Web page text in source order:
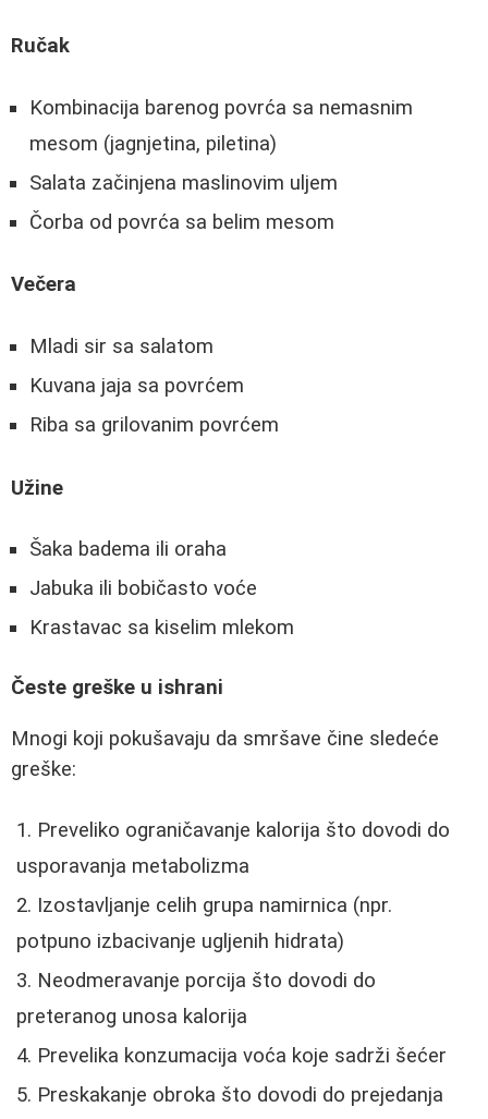
Ručak
Kombinacija barenog povrća sa nemasnim
mesom (jagnjetina, piletina)
Salata začinjena maslinovim uljem
Čorba od povrća sa belim mesom
Večera
Mladi sir sa salatom
Kuvana jaja sa povrćem
Riba sa grilovanim povrćem
Užine
Šaka badema ili oraha
Jabuka ili bobičasto voće
Krastavac sa kiselim mlekom
Česte greške u ishrani
Mnogi koji pokušavaju da smršave čine sledeće
greške:
Preveliko ograničavanje kalorija što dovodi do
usporavanja metabolizma
Izostavljanje celih grupa namirnica (npr.
potpuno izbacivanje ugljenih hidrata)
Neodmeravanje porcija što dovodi do
preteranog unosa kalorija
Prevelika konzumacija voća koje sadrži šećer
Preskakanje obroka što dovodi do prejedanja